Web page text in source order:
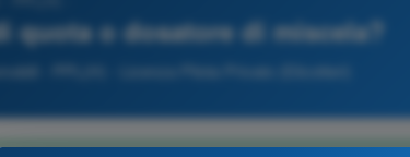
quota o dosatore di miscela?
- PPL(H) - Licenza Pilota Privato (Elicotteri)